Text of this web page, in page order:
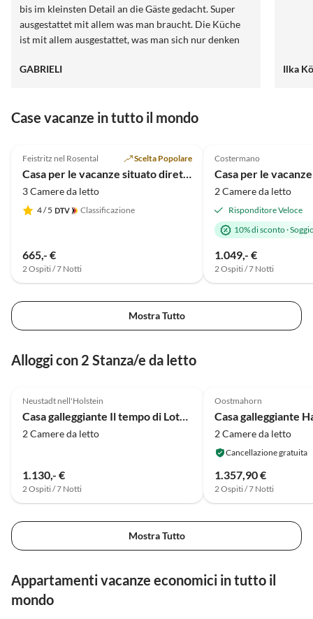
bis im kleinsten Detail an die Gäste gedacht. Super
ausgestattet mit allem was man braucht. Die Küche
ist mit allem ausgestattet, was man sich nur denken
Unbeschreiblich, wie morgens der erste kaffee auf
Enten einen begrüßen. Wir hatten einen rundum
kommen gerne wieder
GABRIELI Ilka
Case vacanze in tutto il mondo
Feistritz nel Rosental Scelta Popolare
Casa per le vacanze situato direttamente sul lago di Drau
3 Camere da letto
4/ 5 Classificazione
665,- €
2 Ospiti / 7 Notti
Costermano
2 Camere da letto
Risponditore Veloce
10% di sconto·
1.049,- €
2 Ospiti / 7 Notti
Mostra Tutto
Alloggi con 2 Stanza/e da letto
Neustadt nell'Holstein
Casa galleggiante Il tempo di Lotta al mare con camino!
2 Camere da letto
1.130,- €
2 Ospiti / 7 Notti
Oostmahorn
Casa galleggiante
2 Camere da letto
Cancellazione gratuita
1.357,90 €
2 Ospiti / 7 Notti
Mostra Tutto
Appartamenti vacanze economici in tutto il
mondo